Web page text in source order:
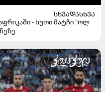
ᲡᲮᲕᲐᲓᲐᲡᲮᲕᲐ
- ხუთი მატჩი "ოლ